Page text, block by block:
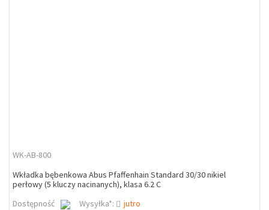
WK-AB-800
Wkładka bębenkowa Abus Pfaffenhain Standard 30/30 nikiel
perłowy (5 kluczy nacinanych), klasa 6.2 C
Dostępność
Wysyłka*: jutro